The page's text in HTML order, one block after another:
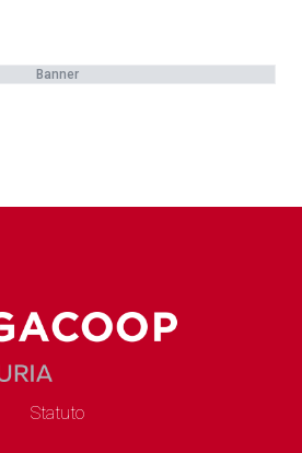
Banner
Statuto